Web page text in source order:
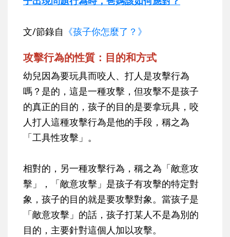
文/節錄自 《孩子你怎麼了？》
攻擊行為的性質：目的和方式
幼兒因為要玩具而咬人、打人是攻擊行為
嗎？是的，這是一種攻擊，但攻擊不是孩子
的真正的目的，孩子的目的是要拿玩具，咬
人打人這種攻擊行為是他的手段，稱之為
「工具性攻擊」。
相對的，另一種攻擊行為，稱之為「敵意攻
擊」，「敵意攻擊」是孩子有攻擊的特定對
象，孩子的目的就是要攻擊對象。當孩子是
「敵意攻擊」的話，孩子打某人不是為別的
目的，主要針對這個人加以攻擊。